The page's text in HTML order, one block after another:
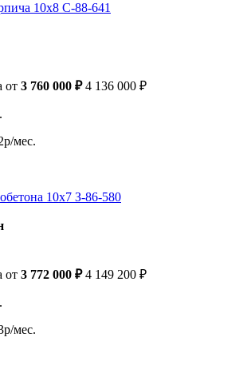
10х8 С-88-641
от 3 760 000 ₽ 4 136 000 ₽
мес.
10х7 З-86-580
от 3 772 000 ₽ 4 149 200 ₽
мес.